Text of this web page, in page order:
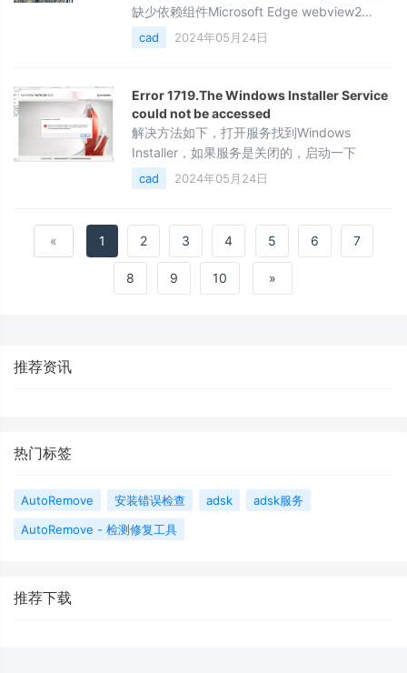
缺少依赖组件Microsoft Edge webview2
Runtime缺少依赖组件 Microsoft.NET跟You
must install .NET Desktop Runtime1. 打开
法运行**，点击**搜索**2. 你的软件属于什么
版本就选什么按钮，如图3.如
cad 2024年05月24日
Error 1719.The Windows lnstaller Service
could not be accessed
解决方法如下，打开服务找到Windows
Installer，如果服务是关闭的，启动一下
cad 2024年05月24日
« 1 2 3 4 5 6 7
8 9 10 »
推荐资讯
热门标签
AutoRemove 安装错误检查 adsk
adsk服务
AutoRemove - 检测修复工具
推荐下载